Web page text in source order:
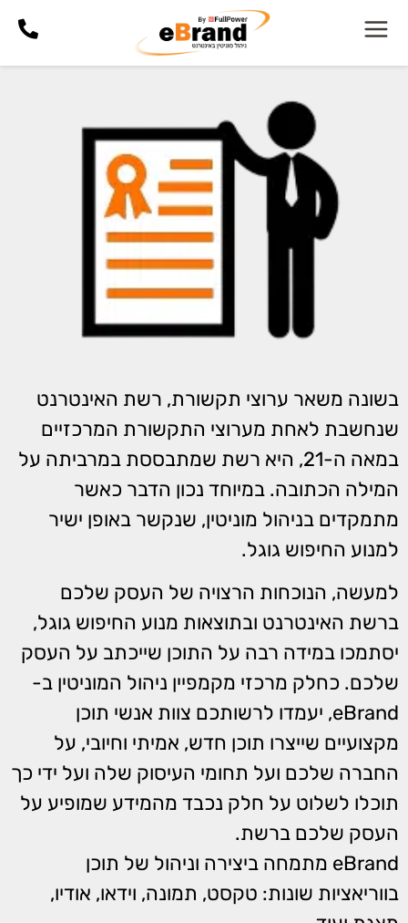
בשונה משאר ערוצי תקשורת, רשת האינטרנט
שנחשבת לאחת מערוצי התקשורת המרכזיים
במאה ה-21, היא רשת שמתבססת במרביתה על
המילה הכתובה. במיוחד נכון הדבר כאשר
מתמקדים בניהול מוניטין, שנקשר באופן ישיר
למנוע החיפוש גוגל.
למעשה, הנוכחות הרצויה של העסק שלכם
ברשת האינטרנט ובתוצאות מנוע החיפוש גוגל,
יסתמכו במידה רבה על התוכן שייכתב על העסק
שלכם. כחלק מרכזי מקמפיין ניהול המוניטין ב-
eBrand, יעמדו לרשותכם צוות אנשי תוכן
מקצועיים שייצרו תוכן חדש, אמיתי וחיובי, על
החברה שלכם ועל תחומי העיסוק שלה ועל ידי כך
תוכלו לשלוט על חלק נכבד מהמידע שמופיע על
העסק שלכם ברשת.
eBrand מתמחה ביצירה וניהול של תוכן
בווריאציות שונות: טקסט, תמונה, וידאו, אודיו,